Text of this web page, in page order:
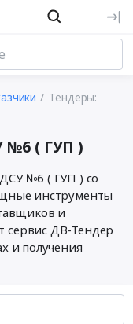
Тендеры:
№6 ( ГУП )
№6 ( ГУП ) со
инструменты
и
сервис ДВ-Тендер
и получения